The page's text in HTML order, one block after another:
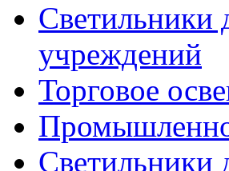
Светильники
учреждений
Торговое